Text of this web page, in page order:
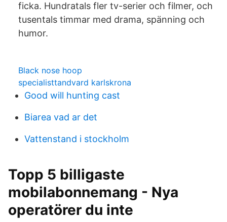
ficka. Hundratals fler tv-serier och filmer, och
tusentals timmar med drama, spänning och
humor.
Black nose hoop
specialisttandvard karlskrona
Good will hunting cast
Biarea vad ar det
Vattenstand i stockholm
Topp 5 billigaste
mobilabonnemang - Nya
operatörer du inte